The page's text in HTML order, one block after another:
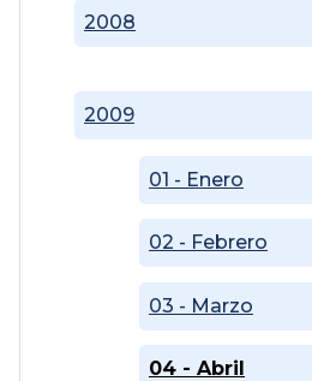
2008
2009
01 - Enero
02 - Febrero
03 - Marzo
04 - Abril